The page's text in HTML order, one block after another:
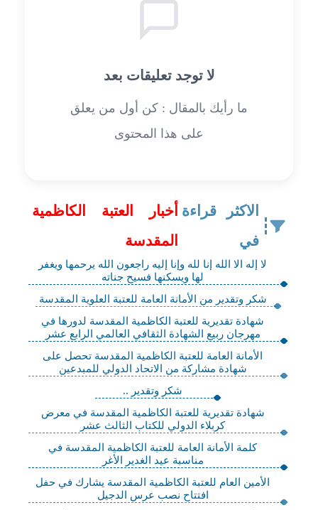
لا توجد تعليقات بعد
ما رأيك بالمقال : كن أول من يعلق
على هذا المحتوى
الاكثر قراءة
في
أخبار العتبة الكاظمية
المقدسة
لا إله الا الله إنا لله وإنا إليه راجعون الله يرحمها ويغفر
لها ويسكنها فسيح جناته
شكر وتقدير من الأمانة العامة للعتبة العلوية المقدسة
شهادة تقديرية للعتبة الكاظمية المقدسة لدورها في
مهرجان ربيع الشهادة الثقافي العالمي الرابع عشر
الأمانة العامة للعتبة الكاظمية المقدسة تحصل على
شهادة مشاركة من الاتحاد الدولي للمبدعين
شكر وتقدير ..
شهادة تقديرية للعتبة الكاظمية المقدسة في معرض
كربلاء الدولي للكتاب الثالث عشر
كلمة الأمانة العامة للعتبة الكاظمية المقدسة في
مناسبة عيد الغدير الأغر
الأمين العام للعتبة الكاظمية المقدسة يشارك في حفل
افتتاح نصب عرس الدجيل